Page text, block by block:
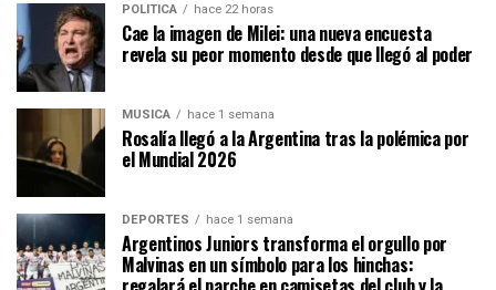
POLÍTICA hace 22 horas
Cae la imagen de Milei: una nueva encuesta
revela su peor momento desde que llegó al poder
MÚSICA hace 1 semana
Rosalía llegó a la Argentina tras la polémica por
el Mundial 2026
DEPORTES hace 1 semana
Argentinos Juniors transforma el orgullo por
Malvinas en un símbolo para los hinchas: